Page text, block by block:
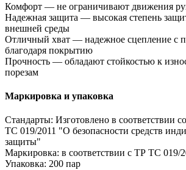
Комфорт — не ограничивают движения
Надежная защита — высокая степень
внешней среды
Отличный хват — надежное сцепление с
благодаря покрытию
Прочность — обладают стойкостью к
порезам
Маркировка и упаковка
Стандарты: Изготовлено в соответствии
ТС 019/2011 "О безопасности средств
защиты"
Маркировка: в соответствии с ТР ТС 019/
Упаковка: 200 пар